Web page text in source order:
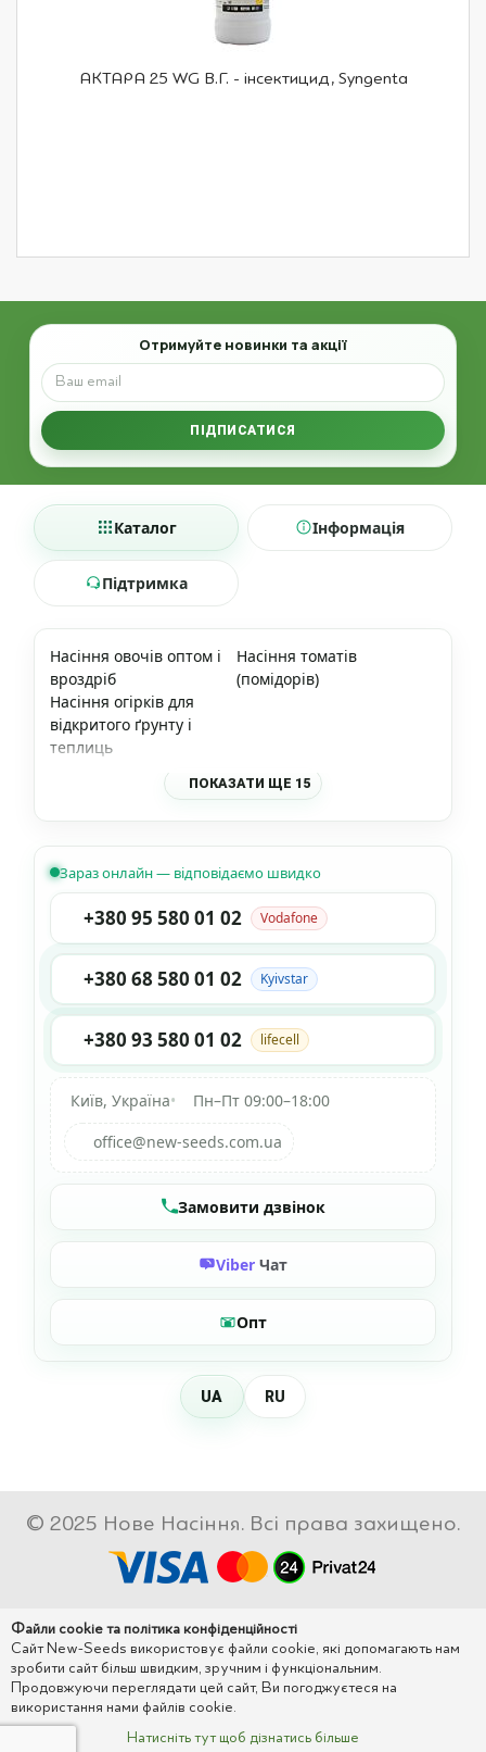
АКТАРА 25 WG В.Г. - інсектицид, Syngenta
Email
Отримуйте новинки та акції
ПІДПИСАТИСЯ
Каталог Інформація
Підтримка
Насіння овочів оптом і
вроздріб
Насіння томатів
(помідорів)
Насіння огірків для
відкритого ґрунту і
теплиць
ПОКАЗАТИ ЩЕ 15
Зараз онлайн — відповідаємо швидко
+380 95 580 01 02 Vodafone
+380 68 580 01 02 Kyivstar
+380 93 580 01 02 lifecell
Київ, Україна•
Пн–Пт 09:00–18:00
office@new-seeds.com.ua
Замовити дзвінок
Viber Чат
Опт
UA RU
© 2025 Нове Насіння. Всі права захищено.
Файли cookie та політика конфіденційності
Сайт New-Seeds використовує файли cookie, які допомагають нам
зробити сайт більш швидким, зручним і функціональним.
Продовжуючи переглядати цей сайт, Ви погоджуєтеся на
використання нами файлів cookie.
Натисніть тут щоб дізнатись більше